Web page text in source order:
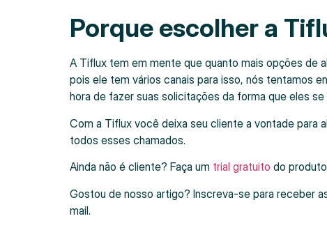
Porque escolher a
A Tiflux tem em mente que quanto mais opções de
pois ele tem vários canais para isso, nós tentamos
hora de fazer suas solicitações da forma que eles se
Com a Tiflux você deixa seu cliente a vontade para
todos esses chamados.
Ainda não é cliente? Faça um trial gratuito do
Gostou de nosso artigo? Inscreva-se para receber
mail.